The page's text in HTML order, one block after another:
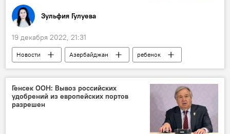
Зульфия Гулуева
19 декабря 2022, 21:31
Новости Азербайджан
ребенок
Насилие
МВД Приют
Генсек ООН: Вывоз российских
удобрений из европейских портов
разрешен